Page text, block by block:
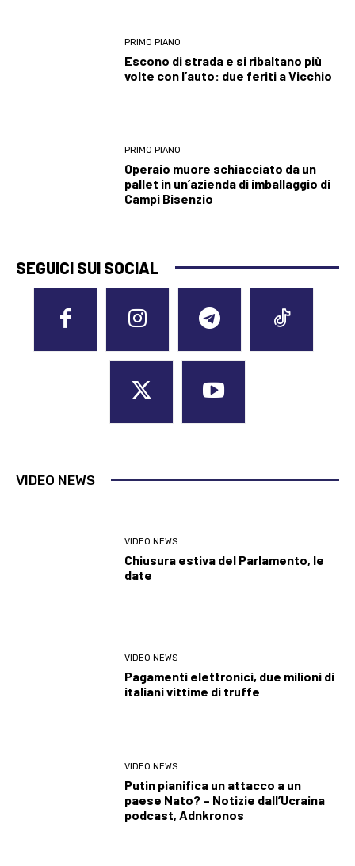
PRIMO PIANO
Escono di strada e si ribaltano più
volte con l’auto: due feriti a Vicchio
PRIMO PIANO
Operaio muore schiacciato da un
pallet in un’azienda di imballaggio di
Campi Bisenzio
SEGUICI SUI SOCIAL
VIDEO NEWS
VIDEO NEWS
Chiusura estiva del Parlamento, le
date
VIDEO NEWS
Pagamenti elettronici, due milioni di
italiani vittime di truffe
VIDEO NEWS
Putin pianifica un attacco a un
paese Nato? – Notizie dall’Ucraina
podcast, Adnkronos